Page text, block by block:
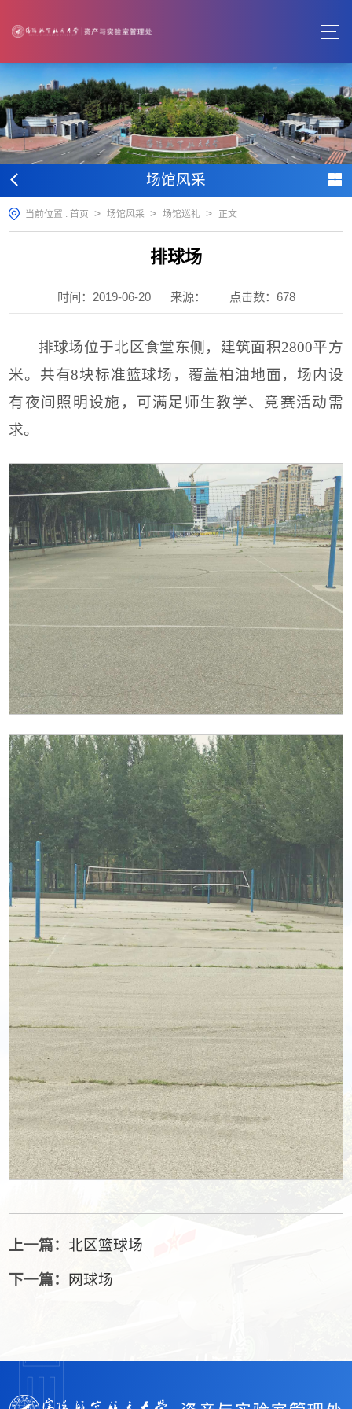
场馆风采
当前位置 : 首页 > 场馆风采 > 场馆巡礼 > 正文
排球场
时间：2019-06-20 来源： 点击数： 678
排球场位于北区食堂东侧，建筑面积2800平方
米。共有8块标准篮球场，覆盖柏油地面，场内设
有夜间照明设施，可满足师生教学、竞赛活动需
求。
上一篇：北区篮球场
下一篇： 网球场